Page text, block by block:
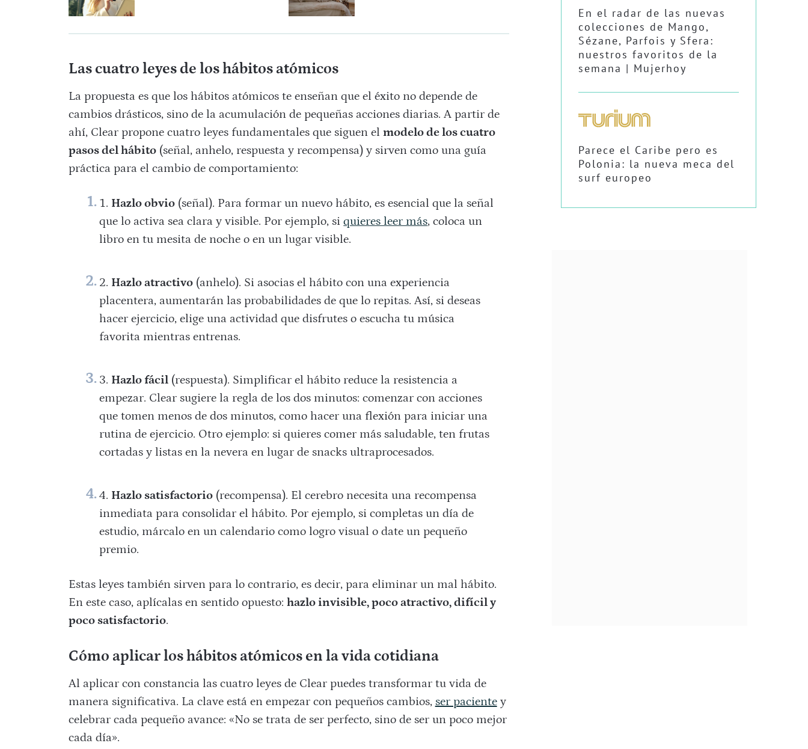
Las cuatro leyes de los hábitos atómicos
La propuesta es que los hábitos atómicos te enseñan que el éxito no depende de
cambios drásticos, sino de la acumulación de pequeñas acciones diarias. A partir de
ahí, Clear propone cuatro leyes fundamentales que siguen el modelo de los cuatro
pasos del hábito(señal, anhelo, respuesta y recompensa) y sirven como una guía
práctica para el cambio de comportamiento:
Hazlo obvio (señal). Para formar un nuevo hábito, es esencial que la señal
que lo activa sea clara y visible. Por ejemplo, siquieres leer más, coloca un
libro en tu mesita de noche o en un lugar visible.
Hazlo atractivo (anhelo). Si asocias el hábito con una experiencia
placentera, aumentarán las probabilidades de que lo repitas. Así, si deseas
hacer ejercicio, elige una actividad que disfrutes o escucha tu música
favorita mientras entrenas.
Hazlo fácil (respuesta). Simplificar el hábito reduce la resistencia a
empezar. Clear sugiere la regla de los dos minutos: comenzar con acciones
que tomen menos de dos minutos, como hacer una flexión para iniciar una
rutina de ejercicio. Otro ejemplo: si quieres comer más saludable, ten frutas
cortadas y listas en la nevera en lugar de snacks ultraprocesados.
Hazlo satisfactorio (recompensa). El cerebro necesita una recompensa
inmediata para consolidar el hábito. Por ejemplo, si completas un día de
estudio, márcalo en un calendario como logro visual o date un pequeño
premio.
Estas leyes también sirven para lo contrario, es decir, para eliminar un mal hábito.
En este caso, aplícalas en sentido opuesto: hazlo invisible, poco atractivo, difícil y
poco satisfactorio.
Cómo aplicar los hábitos atómicos en la vida cotidiana
Al aplicar con constancia las cuatro leyes de Clear puedes transformar tu vida de
manera significativa. La clave está en empezar con pequeños cambios, ser pacientey
celebrar cada pequeño avance: «No se trata de ser perfecto, sino de ser un poco mejor
cada día».
En el radar de las nuevas
colecciones de Mango,
Sézane, Parfois y Sfera:
nuestros favoritos de la
semana | Mujerhoy
Parece el Caribe pero es
Polonia: la nueva meca del
surf europeo